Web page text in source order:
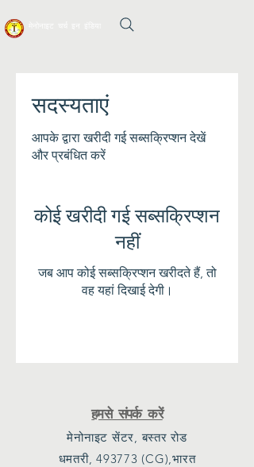
सदस्यताएं
आपके द्वारा खरीदी गई सब्सक्रिप्शन देखें
और प्रबंधित करें
कोई खरीदी गई सब्सक्रिप्शन
नहीं
जब आप कोई सब्सक्रिप्शन खरीदते हैं, तो
वह यहां दिखाई देगी।
हमसे संपर्क करें
मेनोनाइट सेंटर, बस्तर रोड
धमतरी, 493773 (CG),भारत